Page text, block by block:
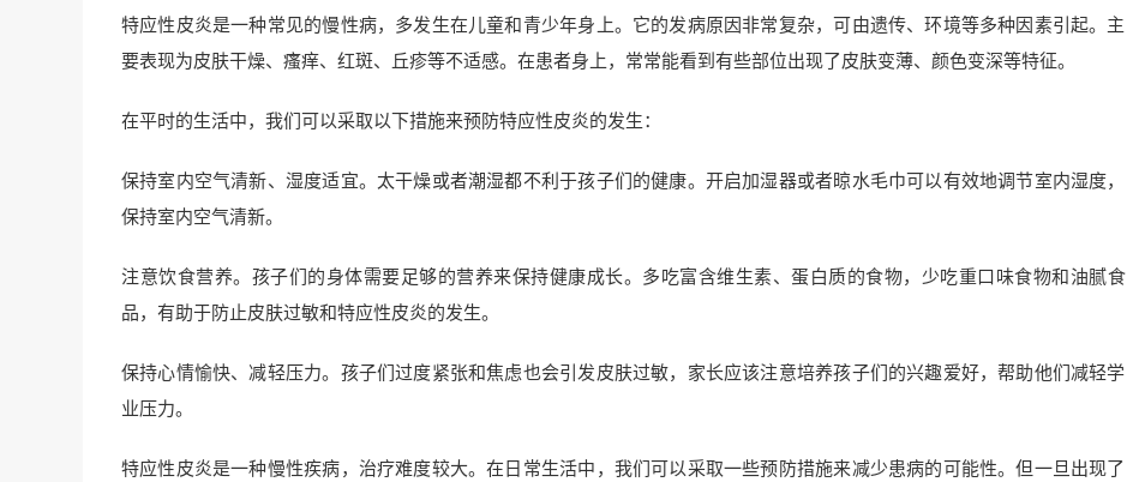
特应性皮炎是一种常见的慢性病，多发生在儿童和青少年身上。它的发病原因非常复杂，可由遗传、环境等多种因素引起。主
要表现为皮肤干燥、瘙痒、红斑、丘疹等不适感。在患者身上，常常能看到有些部位出现了皮肤变薄、颜色变深等特征。
在平时的生活中，我们可以采取以下措施来预防特应性皮炎的发生：
保持室内空气清新、湿度适宜。太干燥或者潮湿都不利于孩子们的健康。开启加湿器或者晾水毛巾可以有效地调节室内湿度，
保持室内空气清新。
注意饮食营养。孩子们的身体需要足够的营养来保持健康成长。多吃富含维生素、蛋白质的食物，少吃重口味食物和油腻食
品，有助于防止皮肤过敏和特应性皮炎的发生。
保持心情愉快、减轻压力。孩子们过度紧张和焦虑也会引发皮肤过敏，家长应该注意培养孩子们的兴趣爱好，帮助他们减轻学
业压力。
特应性皮炎是一种慢性疾病，治疗难度较大。在日常生活中，我们可以采取一些预防措施来减少患病的可能性。但一旦出现了